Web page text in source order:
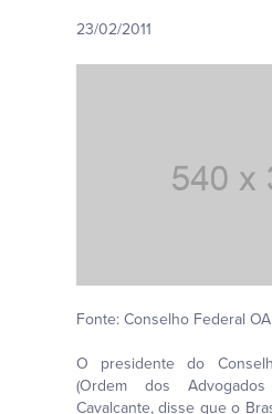
23/02/2011
Fonte: Conselho Federal
O presidente do
(Ordem dos
Cavalcante, disse que o